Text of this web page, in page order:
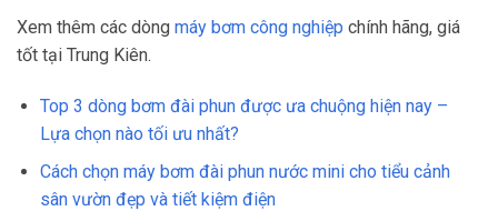
Xem thêm các dòng máy bơm công nghiệp chính hãng, giá
tốt tại Trung Kiên.
Top 3 dòng bơm đài phun được ưa chuộng hiện nay –
Lựa chọn nào tối ưu nhất?
Cách chọn máy bơm đài phun nước mini cho tiểu cảnh
sân vườn đẹp và tiết kiệm điện